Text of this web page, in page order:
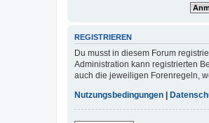
REGISTRIEREN
Du musst in diesem Forum
Administration kann registrierten
auch die jeweiligen Forenregeln,
Nutzungsbedingungen